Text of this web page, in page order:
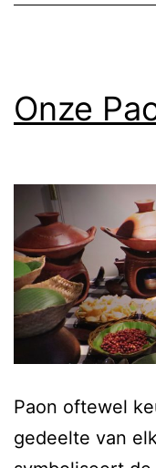
Onze
Paon oftewel
gedeelte van